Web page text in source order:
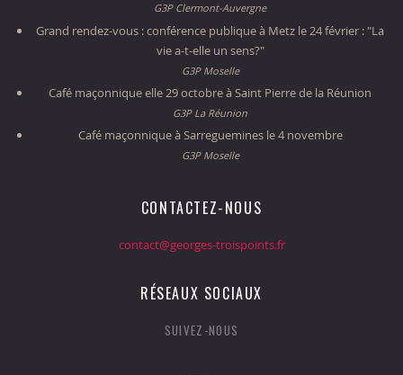
G3P Clermont-Auvergne
Grand rendez-vous : conférence publique à Metz le 24 février : "La
vie a-t-elle un sens?"
G3P Moselle
Café maçonnique elle 29 octobre à Saint Pierre de la Réunion
G3P La Réunion
Café maçonnique à Sarreguemines le 4 novembre
G3P Moselle
CONTACTEZ-NOUS
contact@georges-troispoints.fr
RÉSEAUX SOCIAUX
SUIVEZ-NOUS